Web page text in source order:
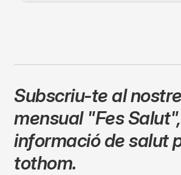
Subscriu-te al
mensual "Fes Salut",
informació de salut
tothom.